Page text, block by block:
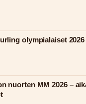
olympialaiset
nuorten MM 2026 –